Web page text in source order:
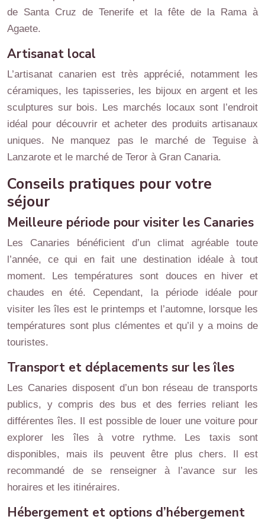
de Santa Cruz de Tenerife et la fête de la Rama à
Agaete.
Artisanat local
L’artisanat canarien est très apprécié, notamment les
céramiques, les tapisseries, les bijoux en argent et les
sculptures sur bois. Les marchés locaux sont l’endroit
idéal pour découvrir et acheter des produits artisanaux
uniques. Ne manquez pas le marché de Teguise à
Lanzarote et le marché de Teror à Gran Canaria.
Conseils pratiques pour votre
séjour
Meilleure période pour visiter les Canaries
Les Canaries bénéficient d’un climat agréable toute
l’année, ce qui en fait une destination idéale à tout
moment. Les températures sont douces en hiver et
chaudes en été. Cependant, la période idéale pour
visiter les îles est le printemps et l’automne, lorsque les
températures sont plus clémentes et qu’il y a moins de
touristes.
Transport et déplacements sur les îles
Les Canaries disposent d’un bon réseau de transports
publics, y compris des bus et des ferries reliant les
différentes îles. Il est possible de louer une voiture pour
explorer les îles à votre rythme. Les taxis sont
disponibles, mais ils peuvent être plus chers. Il est
recommandé de se renseigner à l’avance sur les
horaires et les itinéraires.
Hébergement et options d’hébergement